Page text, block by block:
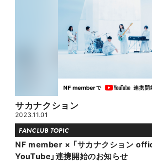
サカナクション
2023.11.01
FANCLUB TOPIC
NF member × 「サカナクション
YouTube」連携開始のお知らせ